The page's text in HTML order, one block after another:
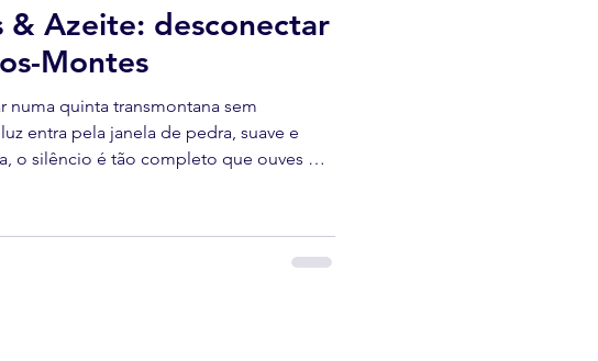
& Azeite: desconectar
Montes
numa quinta transmontana sem
entra pela janela de pedra, suave e
o silêncio é tão completo que ouves o